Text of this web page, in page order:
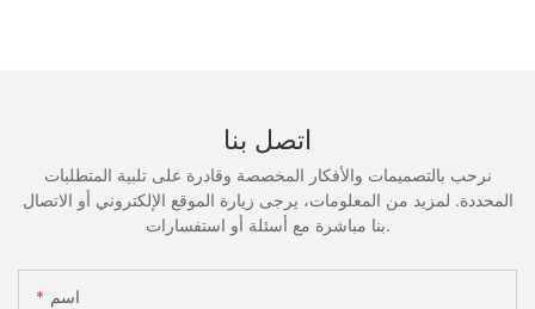
اتصل بنا
نرحب بالتصميمات والأفكار المخصصة وقادرة على تلبية المتطلبات
المحددة. لمزيد من المعلومات، يرجى زيارة الموقع الإلكتروني أو الاتصال
بنا مباشرة مع أسئلة أو استفسارات.
اسم